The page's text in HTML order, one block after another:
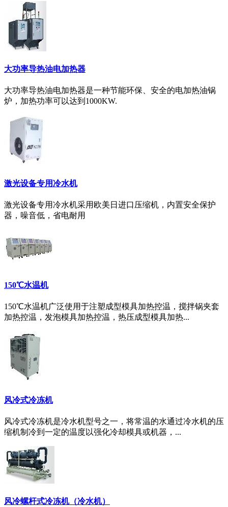
大功率导热油电加热器
大功率导热油电加热器是一种节能环保、安全的电加热油锅
炉，加热功率可以达到1000KW.
激光设备专用冷水机
激光设备专用冷水机采用欧美日进口压缩机，内置安全保护
器，噪音低，省电耐用
150℃水温机
150℃水温机广泛使用于注塑成型模具加热控温，搅拌锅夹套
加热控温，发泡模具加热控温，热压成型模具加热...
风冷式冷冻机
风冷式冷冻机是冷水机型号之一，将常温的水通过冷水机的压
缩机制冷到一定的温度以强化冷却模具或机器，...
风冷螺杆式冷冻机（冷水机）